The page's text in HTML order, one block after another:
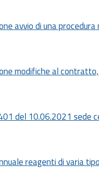
avvio di una
modifiche al
del 10.06.2021 sede
reagenti di varia